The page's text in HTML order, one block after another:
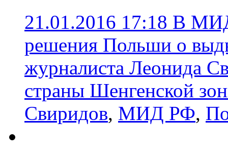
21.01.2016 17:18 В МИД
решения Польши о
журналиста Леонида
страны Шенгенской
Свиридов, МИД РФ,